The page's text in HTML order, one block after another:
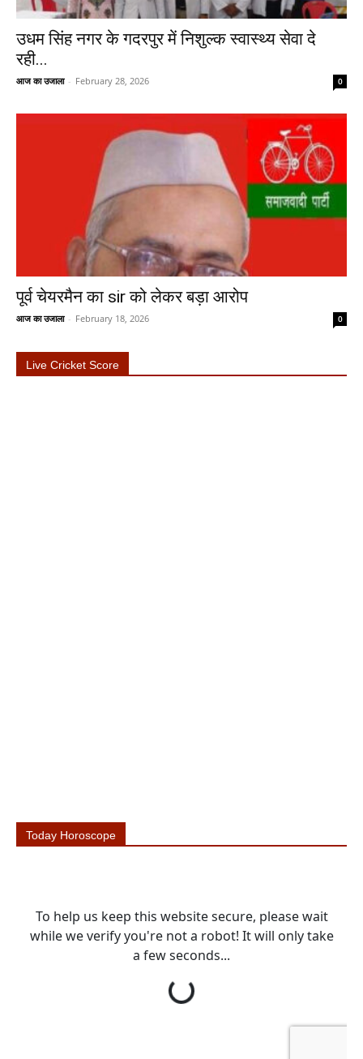
उधम सिंह नगर के गदरपुर में निशुल्क स्वास्थ्य सेवा दे
रही...
आज का उजाला - February 28, 2026 0
पूर्व चेयरमैन का sir को लेकर बड़ा आरोप
आज का उजाला - February 18, 2026 0
Live Cricket Score
Today Horoscope